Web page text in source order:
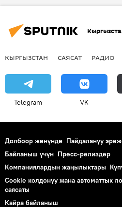
КЫРГЫЗСТАН САЯСАТ РАДИО
Telegram VK
Долбоор жөнүндө Пайдалануу
Байланыш үчүн Пресс-релиздер
Компаниялардын жаңылыктары
Cookie колдонуу жана автоматтык
саясаты
Кайра байланыш